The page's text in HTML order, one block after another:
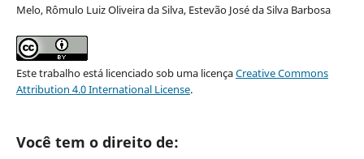
Melo, Rômulo Luiz Oliveira da Silva, Estevão José da Silva Barbosa
Este trabalho está licenciado sob uma licençaCreative Commons
Attribution 4.0 International License.
Você tem o direito de: